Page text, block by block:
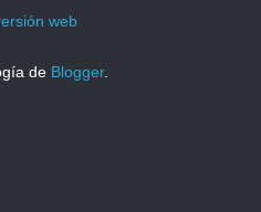
web
de Blogger.